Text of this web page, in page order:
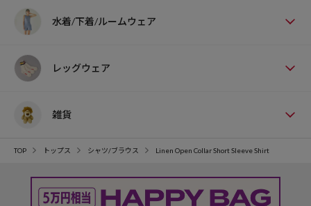
水着/下着/ルームウェア
レッグウェア
雑貨
TOP トップス シャツ/ブラウス Linen Open Collar Short Sleeve Shirt